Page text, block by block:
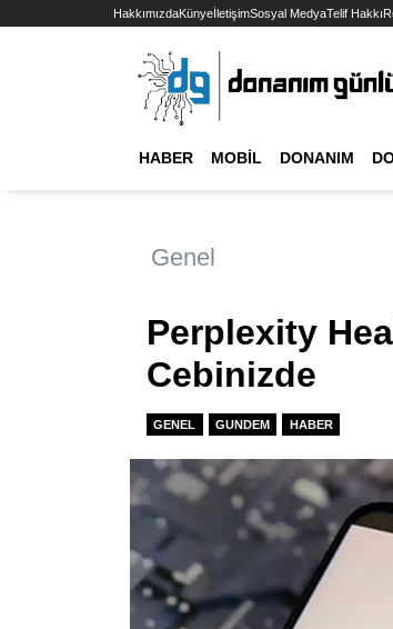
HakkımızdaKünyeİletişimSosyal MedyaTelif Hakkı
HABER MOBIL DONANIM
Genel
Perplexity
Cebinizde
GENEL GUNDEM HABER